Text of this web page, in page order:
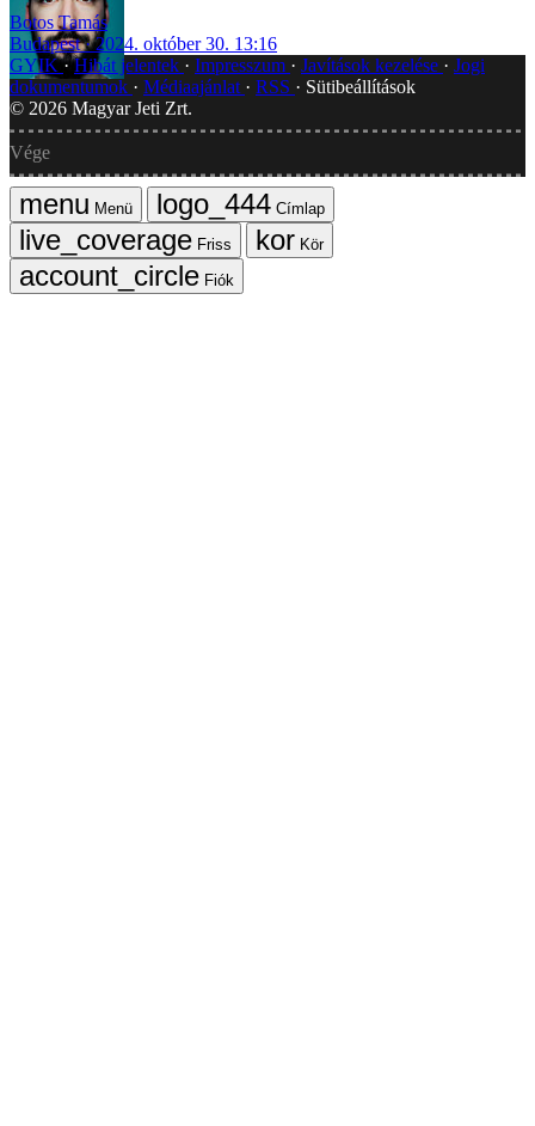
Botos Tamás
Budapest
2024. október 30. 13:16
GYIK Hibát jelentek Impresszum Javítások kezelése
Jogi
dokumentumok
Médiaajánlat RSS
Sütibeállítások
© 2026 Magyar Jeti Zrt.
Vége
Menü
Címlap
Friss
Kör
Fiók